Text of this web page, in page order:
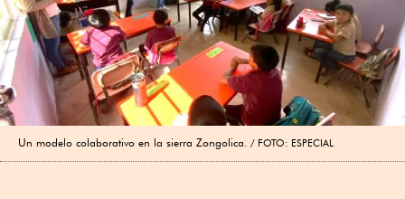
Un modelo colaborativo en la sierra Zongolica. FOTO: ESPECIAL